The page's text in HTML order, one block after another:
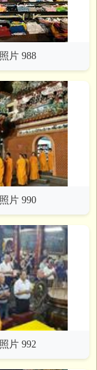
照片 988
照片 990
照片 992